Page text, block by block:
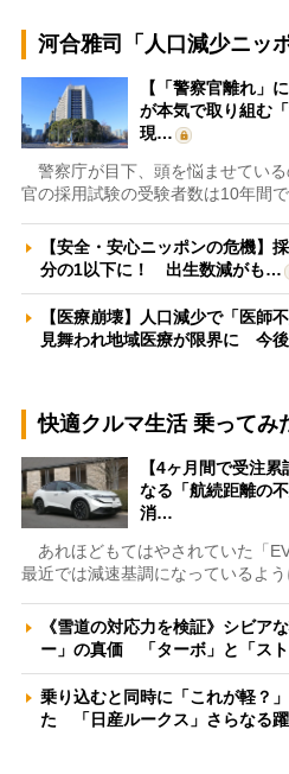
河合雅司「人口減少ニッ
【「警察官離れ」
が本気で取り組む
現…
警察庁が目下、頭を悩ませてい
官の採用試験の受験者数は10年間
【安全・安心ニッポンの危機】
分の1以下に！ 出生数減がも…
【医療崩壊】人口減少で「医師
見舞われ地域医療が限界に 今
快適クルマ生活 乗ってみ
【4ヶ月間で受注
なる「航続距離の
消…
あれほどもてはやされていた「
最近では減速基調になっているよ
《雪道の対応力を検証》シビア
ー」の真価 「ターボ」と「ス
乗り込むと同時に「これが軽？
た 「日産ルークス」さらなる